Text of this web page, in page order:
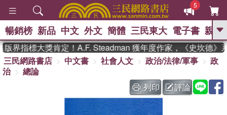
5
GO
熱搜： 東野圭吾 、 The Odyssey 、
國際布克獎 臺灣漫遊錄 、
方
台灣的李登輝時代 、 數學女
孩：黎曼猜想 、 偉大的迷走神經
暢銷榜 新品 中文 外文 簡體 三民東大 電子書 親子
界指標大獎肯定！A.F. Steadman 獲年度作家，《史坎德》
三民網路書店
中文書 社會人文 政治/法律/軍事
政
治
總論
列印
評論